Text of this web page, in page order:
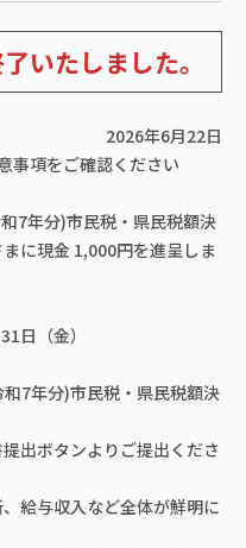
いたしました。
2026年6月22日
事項をご確認ください
7年分)市民税・県民税額決
に現金 1,000円を進呈しま
日（金）
7年分)市民税・県民税額決
出ボタンよりご提出くださ
給与収入など全体が鮮明に